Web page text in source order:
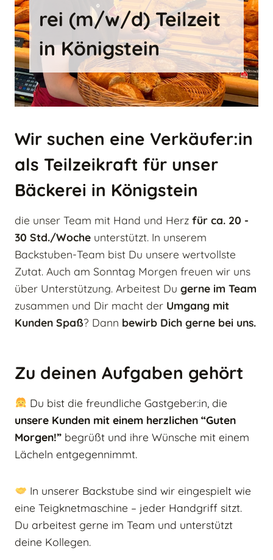
rei (m/w/d) Teil­zeit
in König­stein
Wir suchen eine Verkäufer:in
als Teilzeikraft für unser
Bäckerei in Königstein
die unser Team mit Hand und Herz für ca. 20 -
30 Std./Woche unterstützt. In unserem
Backstuben-Team bist Du unsere wertvollste
Zutat. Auch am Sonntag Morgen freuen wir uns
über Unterstützung. Arbeitest Du gerne im Team
zusammen und Dir macht der Umgang mit
Kunden Spaß? Dann bewirb Dich gerne bei uns.
Zu deinen Aufgaben gehört
Du bist die freundliche Gastgeber:in, die
unsere Kunden mit einem herzlichen “Guten
Morgen!” begrüßt und ihre Wünsche mit einem
Lächeln entgegennimmt.
In unserer Backstube sind wir eingespielt wie
eine Teigknetmaschine – jeder Handgriff sitzt.
Du arbeitest gerne im Team und unterstützt
deine Kollegen.